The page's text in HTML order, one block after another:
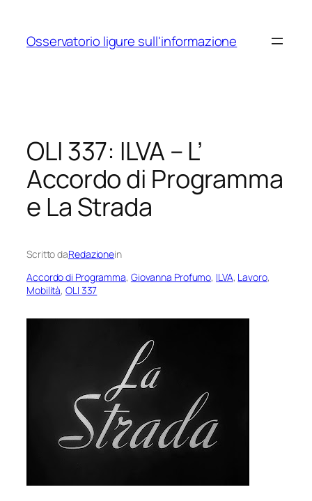
contenuto
Osservatorio ligure sull'informazione
OLI 337: ILVA – L’
Accordo di Programma
e La Strada
Scritto daRedazionein
Accordo di Programma, Giovanna Profumo, ILVA, Lavoro
Mobilità, OLI 337